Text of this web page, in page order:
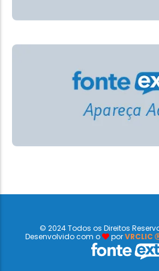
© 2024 Todos os Direitos
Desenvolvido com o
porVRCLIC